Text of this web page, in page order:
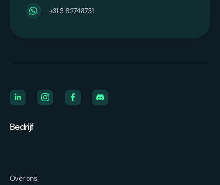
‪+31 6 82748731‬
Bedrijf
Over ons